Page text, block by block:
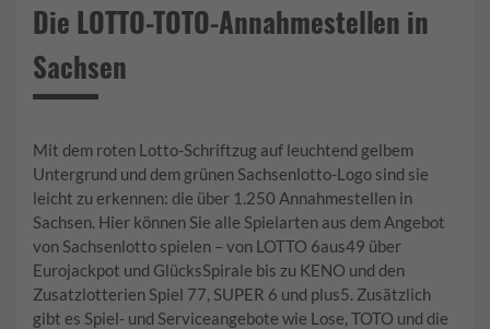
Die LOTTO-TOTO-Annahmestellen in
Sachsen
Mit dem roten Lotto-Schriftzug auf leuchtend gelbem
Untergrund und dem grünen Sachsenlotto-Logo sind sie
leicht zu erkennen: die über 1.250 Annahmestellen in
Sachsen. Hier können Sie alle Spielarten aus dem Angebot
von Sachsenlotto spielen – von LOTTO 6aus49 über
Eurojackpot und GlücksSpirale bis zu KENO und den
Zusatzlotterien Spiel 77, SUPER 6 und plus5. Zusätzlich
gibt es Spiel- und Serviceangebote wie Lose, TOTO und die